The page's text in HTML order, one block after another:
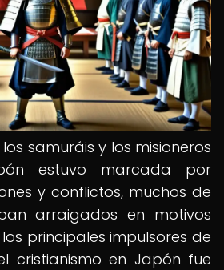
samuráis y los misioneros
estuvo marcada por
y conflictos, muchos de
arraigados en motivos
principales impulsores de
cristianismo en Japón fue